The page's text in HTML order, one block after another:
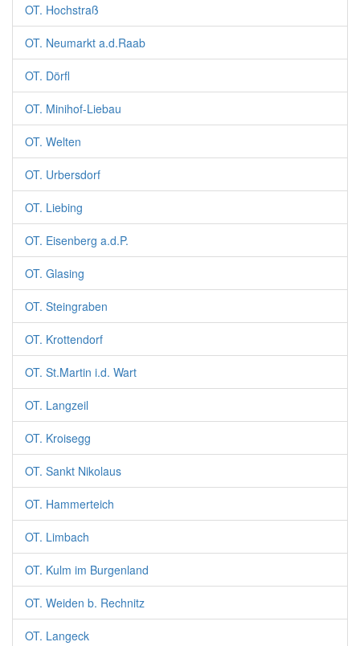
OT. Hochstraß
OT. Neumarkt a.d.Raab
OT. Dörfl
OT. Minihof-Liebau
OT. Welten
OT. Urbersdorf
OT. Liebing
OT. Eisenberg a.d.P.
OT. Glasing
OT. Steingraben
OT. Krottendorf
OT. St.Martin i.d. Wart
OT. Langzeil
OT. Kroisegg
OT. Sankt Nikolaus
OT. Hammerteich
OT. Limbach
OT. Kulm im Burgenland
OT. Weiden b. Rechnitz
OT. Langeck